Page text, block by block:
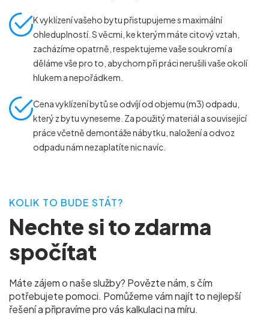
K vyklízení vašeho bytu přistupujeme s maximální
ohleduplností. S věcmi, ke kterým máte citový vztah,
zacházíme opatrně, respektujeme vaše soukromí a
děláme vše pro to, abychom při práci nerušili vaše okolí
hlukem a nepořádkem.
Cena vyklízení bytů se odvíjí od objemu (m3) odpadu,
který z bytu vyneseme. Za použitý materiál a související
práce včetně demontáže nábytku, naložení a odvoz
odpadu nám nezaplatíte nic navíc.
KOLIK TO BUDE STÁT?
Nechte si to zdarma
spočítat
Máte zájem o naše služby? Povězte nám, s čím
potřebujete pomoci. Pomůžeme vám najít to nejlepší
řešení a připravíme pro vás kalkulaci na míru.